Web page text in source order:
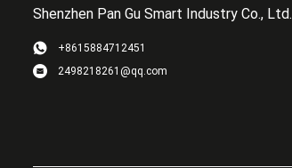
Shenzhen Pan Gu Smart Industry Co., Ltd.
+8615884712451
2498218261@qq.com